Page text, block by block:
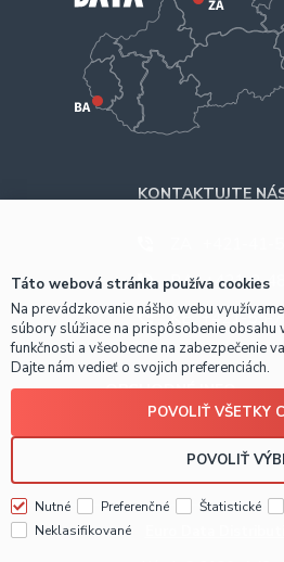
KONTAKTUJTE
BA +421-2-
KE +421-55-
OBCHODNÉ INFO
Táto webová stránka používa cookies
Na prevádzkovanie nášho webu
súbory slúžiace na prispôsobenie obsahu
funkčnosti a všeobecne na zabezpečenie
Dajte nám vedieť o svojich preferenciách.
POVOLIŤ
POVOLIŤ VŠETKY
Nutné Preferenčné Štatistické
Neklasifikované